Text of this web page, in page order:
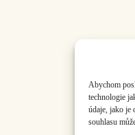
Abychom
technologie
údaje, jako je
souhlasu